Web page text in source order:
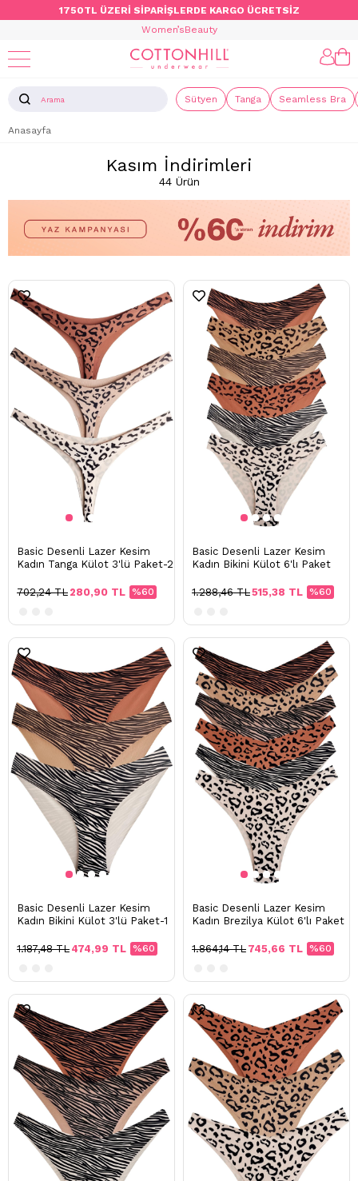
1750TL ÜZERİ SİPARİŞLERDE KARGO ÜCRETSİZ
Women’sBeauty
Sütyen Tanga Seamless Bra
Anasayfa
Kasım İndirimleri
44 Ürün
Basic Desenli Lazer Kesim
Kadın Tanga Külot 3'lü Paket-2
%60
280,90 TL
702,24 TL
Basic Desenli Lazer Kesim
Kadın Bikini Külot 6'lı Paket
%60
515,38 TL
1.288,46 TL
Basic Desenli Lazer Kesim
Kadın Bikini Külot 3'lü Paket-1
%60
474,99 TL
1.187,48 TL
Basic Desenli Lazer Kesim
Kadın Brezilya Külot 6'lı Paket
%60
745,66 TL
1.864,14 TL